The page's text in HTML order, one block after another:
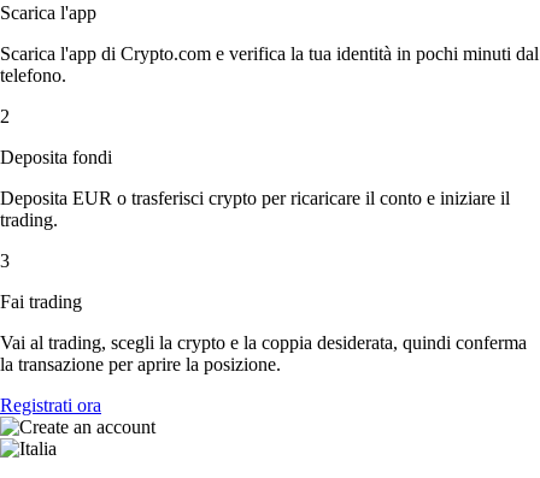
Scarica l'app
Scarica l'app di Crypto.com e verifica la tua identità in pochi minuti dal
telefono.
2
Deposita fondi
Deposita EUR o trasferisci crypto per ricaricare il conto e iniziare il
trading.
3
Fai trading
Vai al trading, scegli la crypto e la coppia desiderata, quindi conferma
la transazione per aprire la posizione.
Registrati ora